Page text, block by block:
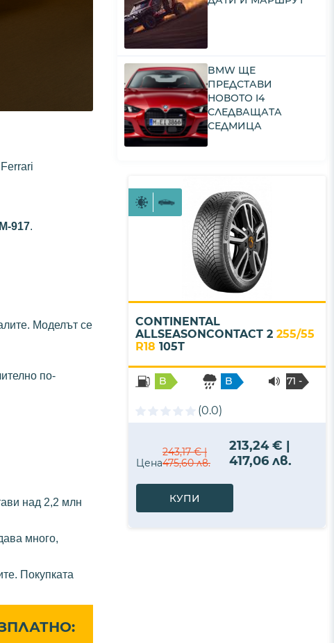
917.
Моделът се
по-
над 2,2 млн
много,
Покупката
BMW ЩЕ
ПРЕДСТАВИ
НОВОТО I4
СЛЕДВАЩАТА
СЕДМИЦА
CONTINENTAL
ALLSEASONCONTACT 2 255/55
R18 105T
B B
71 -
(0.0)
Цена
243,17 € |
475,60 лв.
213,24 € |
417,06 лв.
КУПИ